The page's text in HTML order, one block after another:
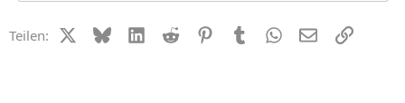
Teilen: X (Twitter)
BlueskyLinkedIn
Reddit PinterestTumblr WhatsApp
E-MailLink